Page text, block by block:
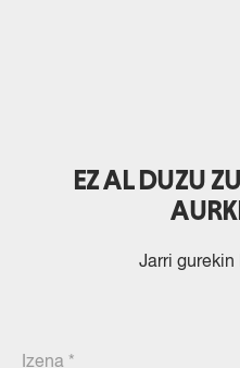
EZ AL DUZU
Jarri gurekin
Izena